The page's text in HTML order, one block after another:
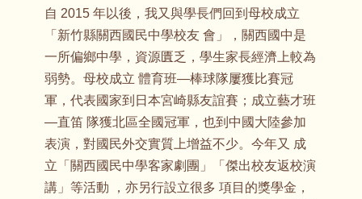
自 2015 年以後，我又與學長們回到母校成立
「新竹縣關西國民中學校友 會」，關西國中是
一所偏鄉中學，資源匱乏，學生家長經濟上較為
弱勢。母校成立 體育班—棒球隊屢獲比賽冠
軍，代表國家到日本宮崎縣友誼賽；成立藝才班
—直笛 隊獲北區全國冠軍，也到中國大陸參加
表演，對國民外交實質上增益不少。今年又 成
立「關西國民中學客家劇團」「傑出校友返校演
講」等活動 ，亦另行設立很多 項目的獎學金，